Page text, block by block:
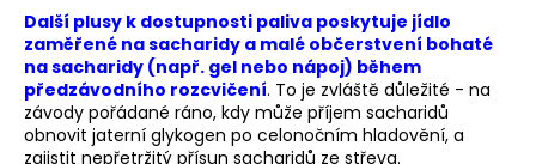
Další plusy k dostupnosti paliva poskytuje jídlo
zaměřené na sacharidy a malé občerstvení bohaté
na sacharidy (např. gel nebo nápoj) během
předzávodního rozcvičení. To je zvláště důležité - na
závody pořádané ráno, kdy může příjem sacharidů
obnovit jaterní glykogen po celonočním hladovění, a
zajistit nepřetržitý přísun sacharidů ze střeva.
D
o
p
o
r